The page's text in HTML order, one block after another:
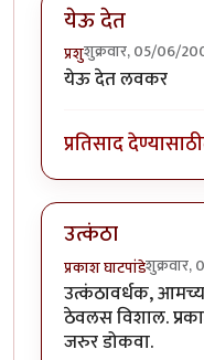
येऊ देत
प्रशुशुक्रवार, 05/06/
येऊ देत लवकर
प्रतिसाद देण्यासाठी
उत्कंठा
प्रकाश घाटपांडे
उत्कंठावर्धक,
ठेवलस विशाल.
जरुर डोकवा.